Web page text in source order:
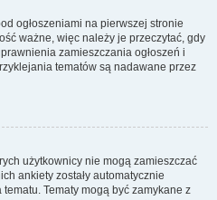
ogłoszeniami na pierwszej stronie
ważne, więc należy je przeczytać, gdy
zamieszczania ogłoszeń i
tematów są nadawane przez
użytkownicy nie mogą zamieszczać
ankiety zostały automatycznie
Tematy mogą być zamykane z